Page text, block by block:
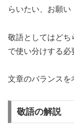
らいたい、お願い
敬語としてはどち
で使い分けする必
文章のバランスを
敬語の解説